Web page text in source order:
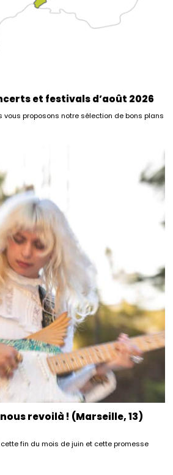
et festivals d’août 2026
vous proposons notre sélection de bons plans
revoilà ! (Marseille, 13)
fin du mois de juin et cette promesse